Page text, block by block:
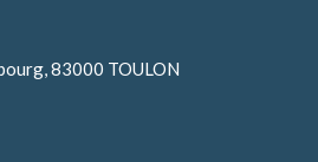
83000 TOULON